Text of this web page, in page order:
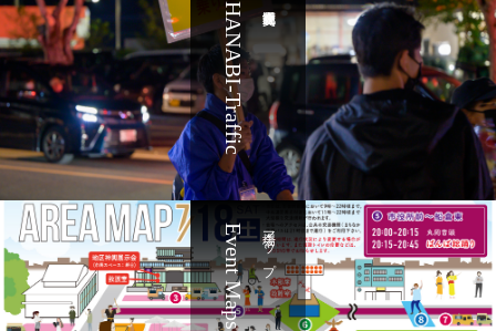
HANABI-Traffic
会場マップ
Event Maps